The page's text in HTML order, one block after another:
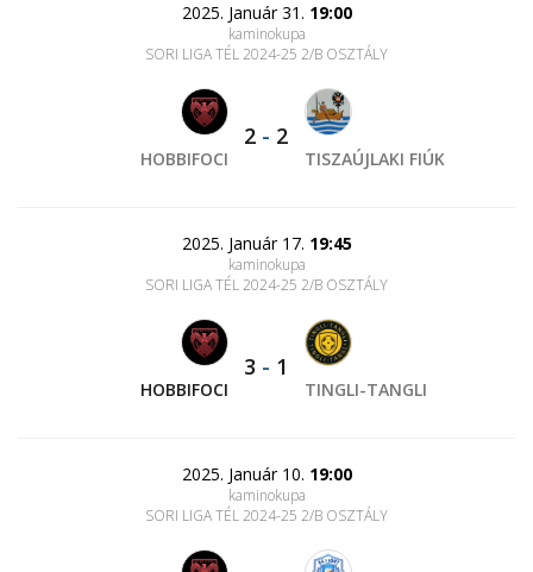
2025. Január 31. 19:00
kaminokupa
SORI LIGA TÉL 2024-25 2/B OSZTÁLY
HOBBIFOCI
2 - 2
TISZAÚJLAKI FIÚK
2025. Január 17. 19:45
kaminokupa
SORI LIGA TÉL 2024-25 2/B OSZTÁLY
HOBBIFOCI
3 - 1
TINGLI-TANGLI
2025. Január 10. 19:00
kaminokupa
SORI LIGA TÉL 2024-25 2/B OSZTÁLY